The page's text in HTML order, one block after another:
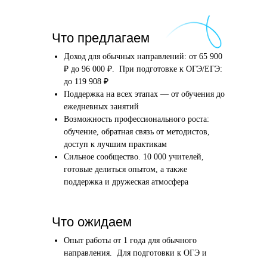
Что предлагаем
Что ожидаем
Доход для обычных направлений: от 65 900
₽ до 96 000 ₽. При подготовке к ОГЭ/ЕГЭ:
до 119 908 ₽
Поддержка на всех этапах — от обучения до
ежедневных занятий
Возможность профессионального роста:
обучение, обратная связь от методистов,
доступ к лучшим практикам
Сильное сообщество. 10 000 учителей,
готовые делиться опытом, а также
поддержка и дружеская атмосфера
Опыт работы от 1 года для обычного
направления. Для подготовки к ОГЭ и
после того, как вы
оставите заявку
Английский язык Школьные предметы
Аудиоинтервью
Отвечаете по-английски на 4 вопроса